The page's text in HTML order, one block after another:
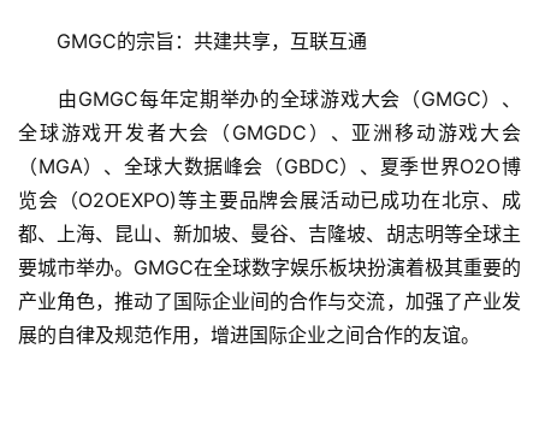
手
机
游
戏
单
机
游
GMGC的宗旨：共建共享，互联互通
由GMGC每年定期举办的全球游戏大会（GMGC）、
全球游戏开发者大会（GMGDC）、亚洲移动游戏大会
（MGA）、全球大数据峰会（GBDC）、夏季世界O2O博
览会（O2OEXPO)等主要品牌会展活动已成功在北京、成
都、上海、昆山、新加坡、曼谷、吉隆坡、胡志明等全球主
要城市举办。GMGC在全球数字娱乐板块扮演着极其重要的
产业角色，推动了国际企业间的合作与交流，加强了产业发
展的自律及规范作用，增进国际企业之间合作的友谊。